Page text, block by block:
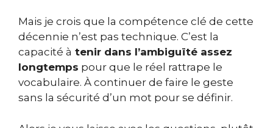
Mais je crois que la compétence clé de cette
décennie n’est pas technique. C’est la
capacité à tenir dans l’ambiguïté assez
longtemps pour que le réel rattrape le
vocabulaire. À continuer de faire le geste
sans la sécurité d’un mot pour se définir.